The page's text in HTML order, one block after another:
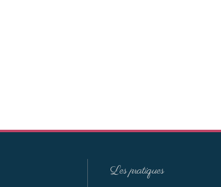
Les pratiques